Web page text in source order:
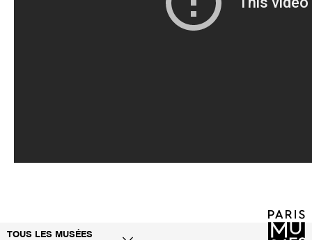
TOUS LES MUSÉES